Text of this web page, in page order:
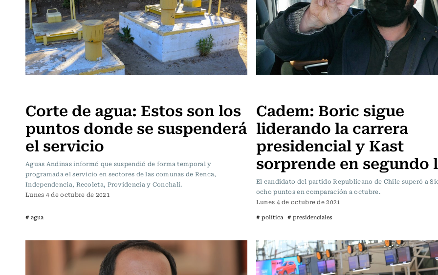
Corte de agua: Estos son los
puntos donde se suspenderá
el servicio
Aguas Andinas informó que suspendió de forma temporal y
programada el servicio en sectores de las comunas de Renca,
Independencia, Recoleta, Providencia y Conchalí.
Lunes 4 de octubre de 2021
# agua
Cadem: Boric sigue
liderando la carrera
presidencial y Kast
sorprende en segundo
El candidato del partido Republicano de Chile superó a
ocho puntos en comparación a octubre.
Lunes 4 de octubre de 2021
# política # presidenciales